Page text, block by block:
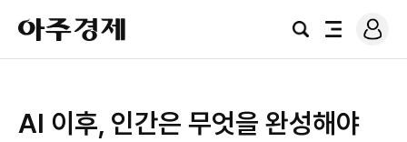
아
주
경
검
전
로
그
AI 이후, 인간은 무엇을 완성해야